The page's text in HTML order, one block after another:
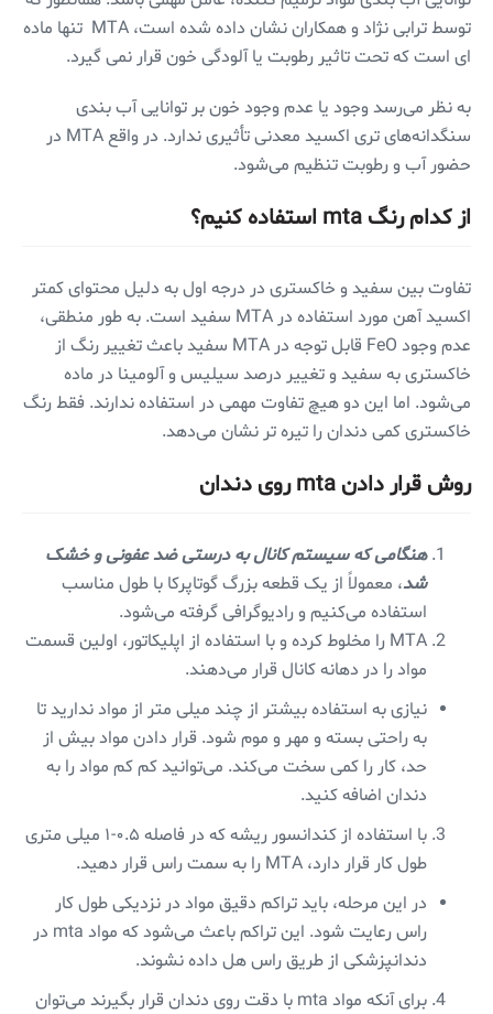
توسط ترابی نژاد و همکاران نشان داده شده است، MTA تنها ماده
ای است که تحت تاثیر رطوبت یا آلودگی خون قرار نمی گیرد.
به نظر می‌رسد وجود یا عدم وجود خون بر توانایی آب بندی
سنگدانه‌های تری اکسید معدنی تأثیری ندارد. در واقع MTA در
حضور آب و رطوبت تنظیم می‌شود.
از کدام رنگ mta استفاده کنیم؟
تفاوت بین سفید و خاکستری در درجه اول به دلیل محتوای کمتر
اکسید آهن مورد استفاده در MTA سفید است. به طور منطقی،
عدم وجود FeO قابل توجه در MTA سفید باعث تغییر رنگ از
خاکستری به سفید و تغییر درصد سیلیس و آلومینا در ماده
می‌شود. اما این دو هیچ تفاوت مهمی در استفاده ندارند. فقط رنگ
خاکستری کمی دندان را تیره تر نشان می‌دهد.
روش قرار دادن mta روی دندان
هنگامی که سیستم کانال به درستی ضد عفونی و خشک
شد، معمولاً از یک قطعه بزرگ گوتاپرکا با طول مناسب
استفاده می‌کنیم و رادیوگرافی گرفته می‌شود.
MTA را مخلوط کرده و با استفاده از اپلیکاتور، اولین قسمت
مواد را در دهانه کانال قرار می‌دهند.
نیازی به استفاده بیشتر از چند میلی متر از مواد ندارید تا
به راحتی بسته و مهر و موم شود. قرار دادن مواد بیش از
حد، کار را کمی سخت می‌کند. می‌توانید کم کم مواد را به
دندان اضافه کنید.
با استفاده از کندانسور ریشه که در فاصله ۰.۵-۱ میلی متری
طول کار قرار دارد، MTA را به سمت راس قرار دهید.
در این مرحله، باید تراکم دقیق مواد در نزدیکی طول کار
راس رعایت شود. این تراکم باعث می‌شود که مواد mta در
دندانپزشکی از طریق راس هل داده نشوند.
برای آنکه مواد mta با دقت روی دندان قرار بگیرند می‌توان